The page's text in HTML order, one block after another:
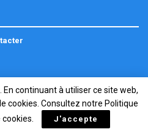
continuant à utiliser ce site web,
cookies. Consultez notre Politique
J'accepte